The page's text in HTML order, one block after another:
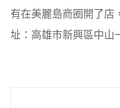
有在美麗島商圈開了店
址：高雄市新興區中山